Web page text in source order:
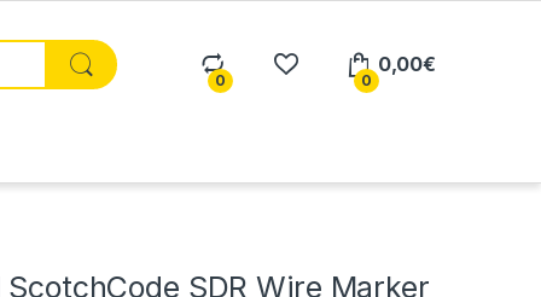
0 0
0,00€
ScotchCode SDR Wire Marker